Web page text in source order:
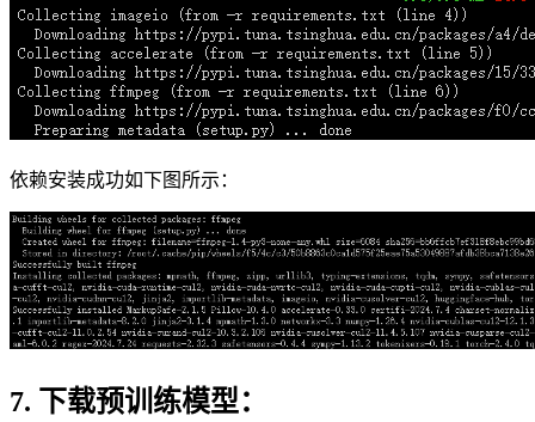
依赖安装成功如下图所示：
7. 下载预训练模型：